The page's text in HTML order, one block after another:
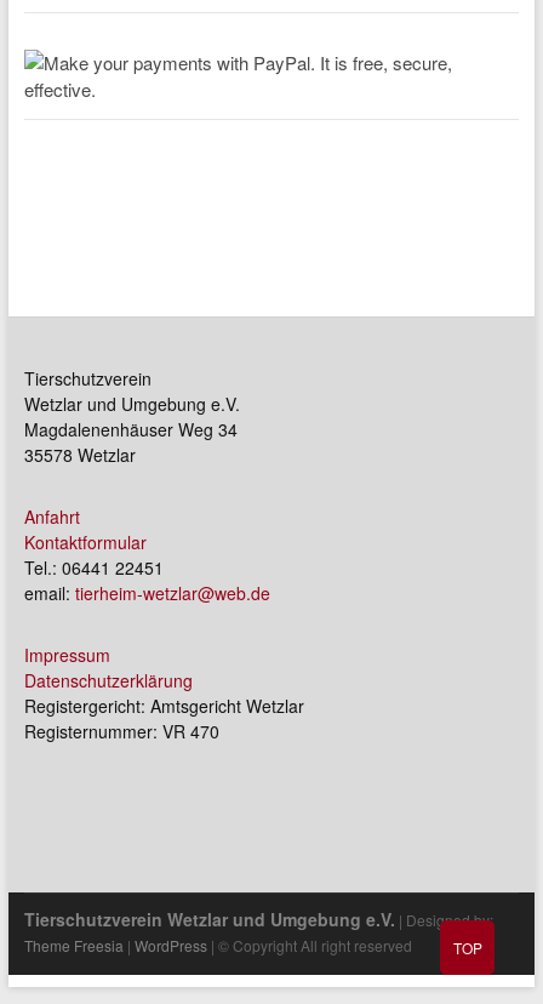
Tierschutzverein
Wetzlar und Umgebung e.V.
Magdalenenhäuser Weg 34
35578 Wetzlar
Anfahrt
Kontaktformular
Tel.: 06441 22451
email: tierheim-wetzlar@web.de
Impressum
Datenschutzerklärung
Registergericht: Amtsgericht Wetzlar
Registernummer: VR 470
Tierschutzverein Wetzlar und Umgebung e.V. | Designed by:
Theme Freesia | WordPress| © Copyright All right reserved TOP